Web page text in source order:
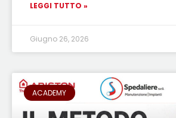
LEGGI TUTTO »
Giugno 26, 2026
ACADEMY